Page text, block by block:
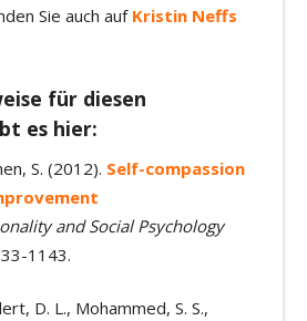
Sie auch auf Kristin Neffs
für diesen
es hier:
S. (2012). Self-compassion
and Social Psychology
1143.
D. L., Mohammed, S. S.,